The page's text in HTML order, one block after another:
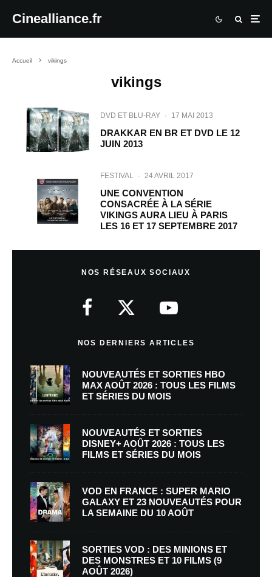
Cinealliance.fr
Accueil vikings
vikings
DVD ET BLU-RAY · 17 MAI 2013
DRAKKAR EN BR ET DVD LE 12
JUIN 2013
FESTIVAL · 24 AVRIL 2017
UNE CONVENTION
CONSACRÉE À LA SÉRIE
VIKINGS AURA LIEU À PARIS
LES 16 ET 17 SEPTEMBRE 2017
NOS RÉSEAUX SOCIAUX
NOS DERNIERS ARTICLES
NOUVEAUTÉS ET SORTIES HBO
MAX AOÛT 2026 : TOUS LES FILMS
ET SÉRIES DU MOIS
NOUVEAUTÉS ET SORTIES
DISNEY+ AOÛT 2026 : TOUS LES
FILMS ET SÉRIES DU MOIS
VOD EN FRANCE : SUPER MARIO
GALAXY ET 23 NOUVEAUTÉS POUR
LA SEMAINE DU 10 AOÛT
SORTIES VOD : DES MINIONS ET
DES MONSTRES ET 10 FILMS (9
AOÛT 2026)